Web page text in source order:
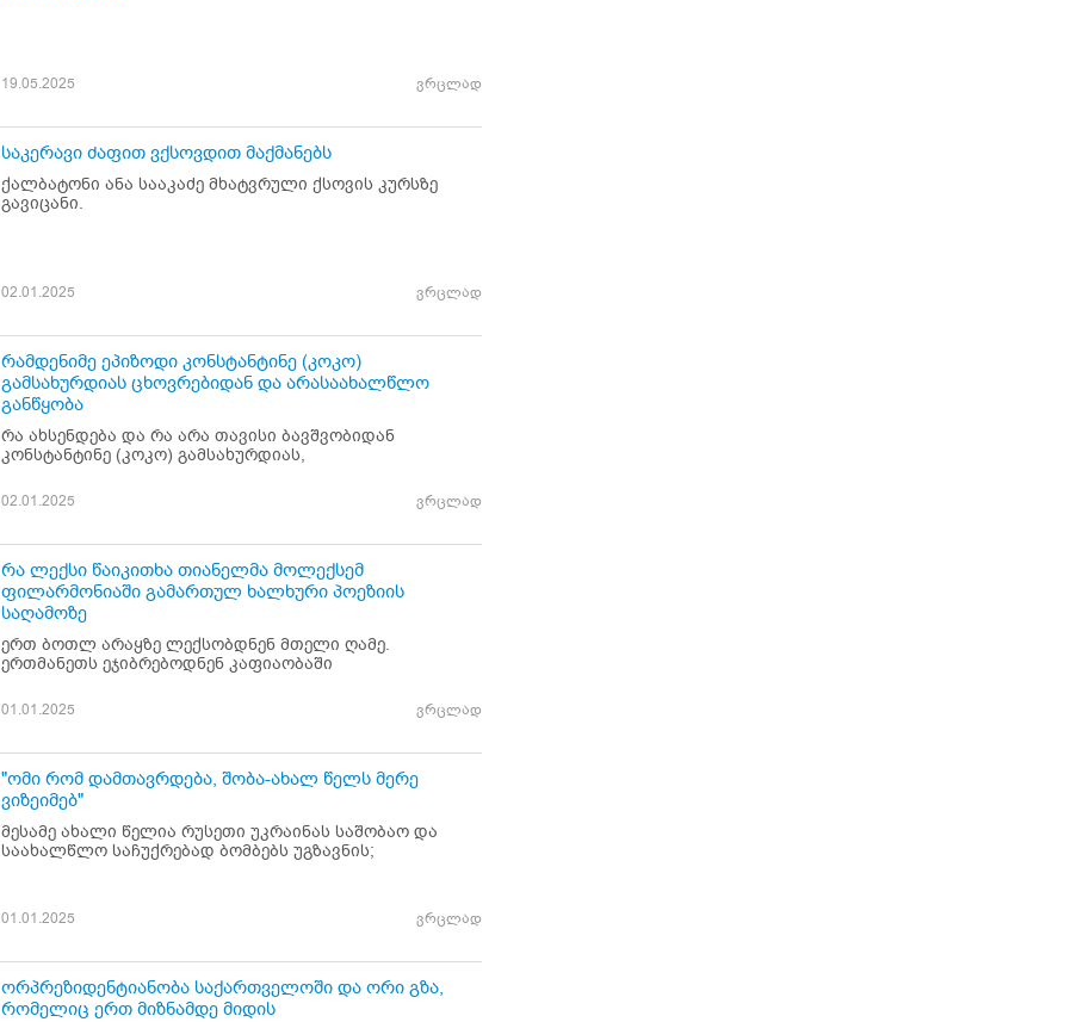
19.05.2025 ვრცლად
საკერავი ძაფით ვქსოვდით მაქმანებს
ქალბატონი ანა სააკაძე მხატვრული ქსოვის კურსზე
გავიცანი.
02.01.2025 ვრცლად
რამდენიმე ეპიზოდი კონსტანტინე (კოკო)
გამსახურდიას ცხოვრებიდან და არასაახალწლო
განწყობა
რა ახსენდება და რა არა თავისი ბავშვობიდან
კონსტანტინე (კოკო) გამსახურდიას,
02.01.2025 ვრცლად
რა ლექსი წაიკითხა თიანელმა მოლექსემ
ფილარმონიაში გამართულ ხალხური პოეზიის
საღამოზე
ერთ ბოთლ არაყზე ლექსობდნენ მთელი ღამე.
ერთმანეთს ეჯიბრებოდნენ კაფიაობაში
01.01.2025 ვრცლად
"ომი რომ დამთავრდება, შობა-ახალ წელს მერე
ვიზეიმებ"
მესამე ახალი წელია რუსეთი უკრაინას საშობაო და
საახალწლო საჩუქრებად ბომბებს უგზავნის;
01.01.2025 ვრცლად
ორპრეზიდენტიანობა საქართველოში და ორი გზა,
რომელიც ერთ მიზნამდე მიდის